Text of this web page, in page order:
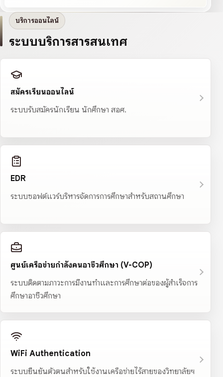
บริการออนไลน์
ระบบบริการสารสนเทศ
สมัครเรียนออนไลน์
ระบบรับสมัครนักเรียน นักศึกษา สอศ.
EDR
ระบบซอฟต์แวร์บริหารจัดการการศึกษาสำหรับสถานศึกษา
ศูนย์เครือข่ายกำลังคนอาชีวศึกษา (V-COP)
ระบบติดตามภาวะการมีงานทำและการศึกษาต่อของผู้สำเร็จการ
ศึกษาอาชีวศึกษา
WiFi Authentication
ระบบยืนยันตัวตนสำหรับใช้งานเครือข่ายไร้สายของวิทยาลัยฯ